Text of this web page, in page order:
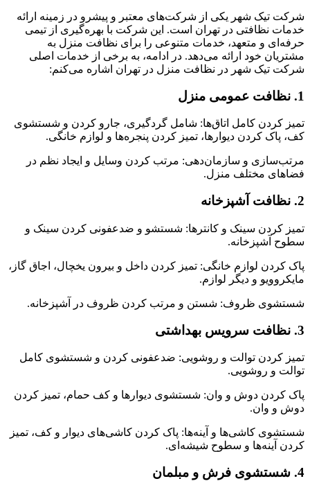
شرکت تیک شهر یکی از شرکت‌های معتبر و پیشرو در زمینه ارائه
خدمات نظافتی در تهران است. این شرکت با بهره‌گیری از تیمی
حرفه‌ای و متعهد، خدمات متنوعی را برای نظافت منزل به
مشتریان خود ارائه می‌دهد. در ادامه، به برخی از خدمات اصلی
شرکت تیک شهر در نظافت منزل در تهران اشاره می‌کنم:
1. نظافت عمومی منزل
تمیز کردن کامل اتاق‌ها: شامل گردگیری، جارو کردن و شستشوی
کف، پاک کردن دیوارها، تمیز کردن پنجره‌ها و لوازم خانگی.
مرتب‌سازی و سازمان‌دهی: مرتب کردن وسایل و ایجاد نظم در
فضاهای مختلف منزل.
2. نظافت آشپزخانه
تمیز کردن سینک و کانترها: شستشو و ضدعفونی کردن سینک و
سطوح آشپزخانه.
پاک کردن لوازم خانگی: تمیز کردن داخل و بیرون یخچال، اجاق گاز،
مایکروویو و دیگر لوازم.
شستشوی ظروف: شستن و مرتب کردن ظروف در آشپزخانه.
3. نظافت سرویس بهداشتی
تمیز کردن توالت و روشویی: ضدعفونی کردن و شستشوی کامل
توالت و روشویی.
پاک کردن دوش و وان: شستشوی دیوارها و کف حمام، تمیز کردن
دوش و وان.
شستشوی کاشی‌ها و آینه‌ها: پاک کردن کاشی‌های دیوار و کف، تمیز
کردن آینه‌ها و سطوح شیشه‌ای.
4. شستشوی فرش و مبلمان